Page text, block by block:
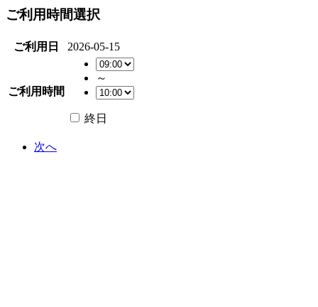
ご利用時間選択
ご利用日 2026-05-15
ご利用時間
～
終日
次へ